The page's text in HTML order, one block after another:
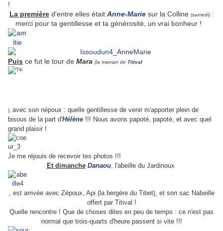
!
La premièred'entre elles était Anne-Mariesur la Colline (samedi):
merci pour ta gentillesse et ta générosité, un vrai bonheur !
Puis ce fut le tour de Mara (la maman de Titival
), avec son népoux : quelle gentillesse de venir m'apporter plein de
bisous de la part d'Hélène !!! Nous avons papoté, papoté, et avec quel
grand plaisir !
Je me réjouis de recevoir tes photos !!!
Et dimanche Danaou, l'abeille du Jardinoux
, est arrivée avec Zépoux, Api (la bergère du Tibet), et son sac Nabeille
offert par Titival !
Quelle rencontre ! Que de choses dites en peu de temps : ce n'est pas
normal que trois-quarts d'heure passent si vite !!!